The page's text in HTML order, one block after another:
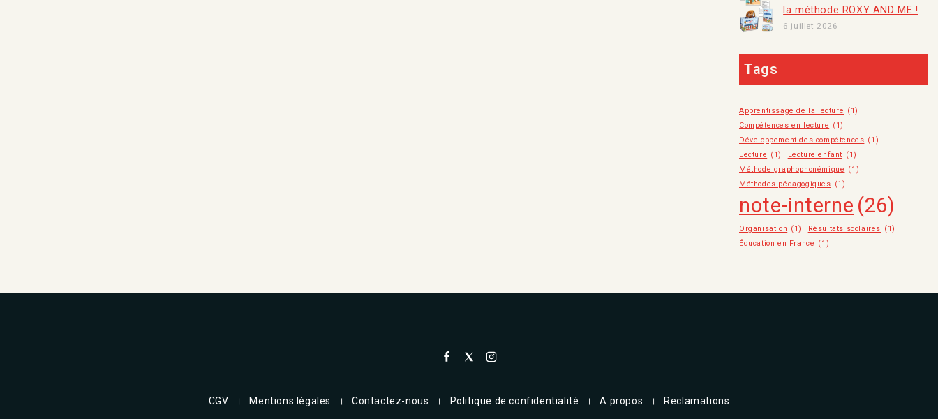
la méthode ROXY AND ME !
6 juillet 2026
Tags
Apprentissage de la lecture (1)
Compétences en lecture (1)
Développement des compétences (1)
Lecture (1) Lecture enfant (1)
Méthode graphophonémique (1)
Méthodes pédagogiques (1)
note-interne (26)
Organisation (1) Résultats scolaires (1)
Éducation en France (1)
CGV Mentions légales Contactez-nous Politique de confidentialité A propos Reclamations